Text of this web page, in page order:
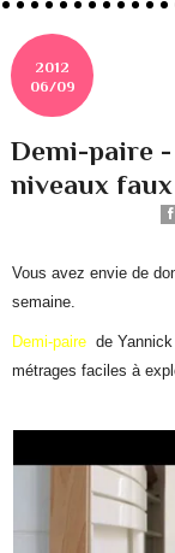
2012
06/09
Demi-paire
niveaux
Vous avez envie de
semaine.
Demi-paire de
métrages faciles à